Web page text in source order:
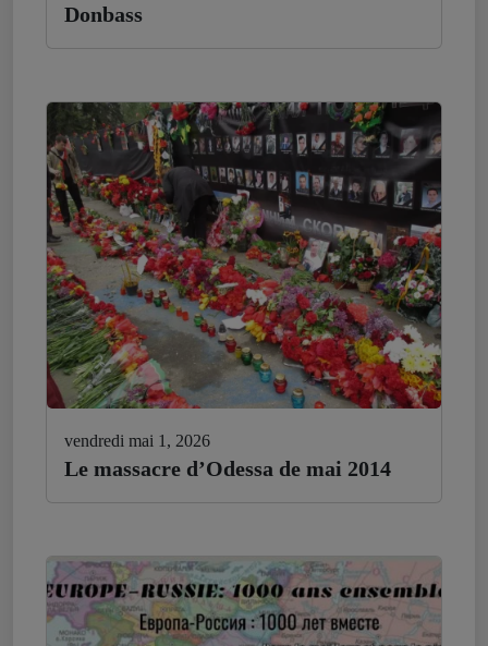
Donbass
vendredi mai 1, 2026
Le massacre d’Odessa de mai 2014